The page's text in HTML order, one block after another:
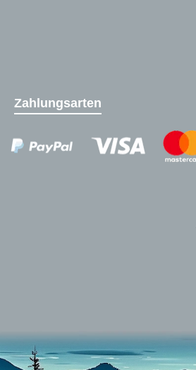
Zahlungsarten
Zahlungsanbieter